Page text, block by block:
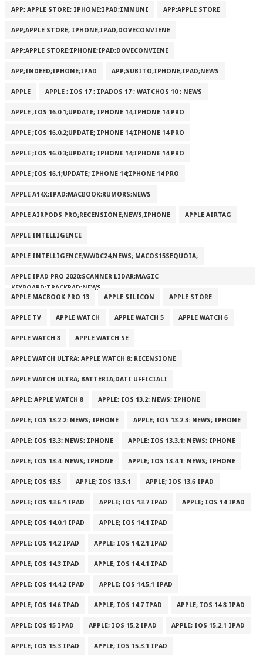
APP; APPLE STORE; IPHONE;IPAD;IMMUNI APP;APPLE STORE
APP;APPLE STORE; IPHONE;IPAD;DOVECONVIENE
APP;APPLE STORE;IPHONE;IPAD;DOVECONVIENE
APP;INDEED;IPHONE;IPAD APP;SUBITO;IPHONE;IPAD;NEWS
APPLE APPLE ; IOS 17 ; IPADOS 17 ; WATCHOS 10 ; NEWS
APPLE ;IOS 16.0.1;UPDATE; IPHONE 14;IPHONE 14 PRO
APPLE ;IOS 16.0.2;UPDATE; IPHONE 14;IPHONE 14 PRO
APPLE ;IOS 16.0.3;UPDATE; IPHONE 14;IPHONE 14 PRO
APPLE ;IOS 16.1;UPDATE; IPHONE 14;IPHONE 14 PRO
APPLE A14X;IPAD;MACBOOK;RUMORS;NEWS
APPLE AIRPODS PRO;RECENSIONE;NEWS;IPHONE APPLE AIRTAG
APPLE INTELLIGENCE
APPLE INTELLIGENCE;WWDC24;NEWS; MACOS15SEQUOIA;
APPLE IPAD PRO 2020;SCANNER LIDAR;MAGIC
KEYBOARD;TRACKPAD;NEWS
APPLE MACBOOK PRO 13
APPLE SILICON APPLE STORE
APPLE TV APPLE WATCH APPLE WATCH 5 APPLE WATCH 6
APPLE WATCH 8 APPLE WATCH SE
APPLE WATCH ULTRA; APPLE WATCH 8; RECENSIONE
APPLE WATCH ULTRA; BATTERIA;DATI UFFICIALI
APPLE; APPLE WATCH 8 APPLE; IOS 13.2: NEWS; IPHONE
APPLE; IOS 13.2.2: NEWS; IPHONE APPLE; IOS 13.2.3: NEWS; IPHONE
APPLE; IOS 13.3: NEWS; IPHONE APPLE; IOS 13.3.1: NEWS; IPHONE
APPLE; IOS 13.4: NEWS; IPHONE APPLE; IOS 13.4.1: NEWS; IPHONE
APPLE; IOS 13.5 APPLE; IOS 13.5.1 APPLE; IOS 13.6 IPAD
APPLE; IOS 13.6.1 IPAD APPLE; IOS 13.7 IPAD APPLE; IOS 14 IPAD
APPLE; IOS 14.0.1 IPAD APPLE; IOS 14.1 IPAD
APPLE; IOS 14.2 IPAD APPLE; IOS 14.2.1 IPAD
APPLE; IOS 14.3 IPAD APPLE; IOS 14.4.1 IPAD
APPLE; IOS 14.4.2 IPAD APPLE; IOS 14.5.1 IPAD
APPLE; IOS 14.6 IPAD APPLE; IOS 14.7 IPAD APPLE; IOS 14.8 IPAD
APPLE; IOS 15 IPAD APPLE; IOS 15.2 IPAD APPLE; IOS 15.2.1 IPAD
APPLE; IOS 15.3 IPAD APPLE; IOS 15.3.1 IPAD